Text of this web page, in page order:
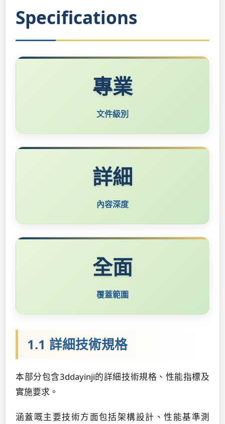
Specifications
專業
文件級別
詳細
內容深度
全面
覆蓋範圍
1.1 詳細技術規格
本部分包含3ddayinji的詳細技術規格、性能指標及
實施要求。
涵蓋嘅主要技術方面包括架構設計、性能基準測